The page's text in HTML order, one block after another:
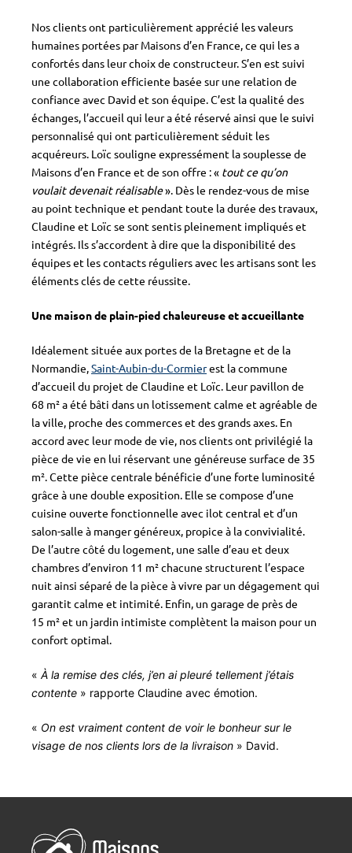
Nos clients ont particulièrement apprécié les valeurs
humaines portées par Maisons d’en France, ce qui les a
confortés dans leur choix de constructeur. S’en est suivi
une collaboration efficiente basée sur une relation de
confiance avec David et son équipe. C’est la qualité des
échanges, l’accueil qui leur a été réservé ainsi que le suivi
personnalisé qui ont particulièrement séduit les
acquéreurs. Loïc souligne expressément la souplesse de
Maisons d’en France et de son offre : « tout ce qu’on
voulait devenait réalisable». Dès le rendez-vous de mise
au point technique et pendant toute la durée des travaux,
Claudine et Loïc se sont sentis pleinement impliqués et
intégrés. Ils s’accordent à dire que la disponibilité des
équipes et les contacts réguliers avec les artisans sont les
éléments clés de cette réussite.
Une maison de plain-pied chaleureuse et accueillante
Idéalement située aux portes de la Bretagne et de la
Normandie,Saint-Aubin-du-Cormierest la commune
d’accueil du projet de Claudine et Loïc. Leur pavillon de
68 m² a été bâti dans un lotissement calme et agréable de
la ville, proche des commerces et des grands axes. En
accord avec leur mode de vie, nos clients ont privilégié la
pièce de vie en lui réservant une généreuse surface de 35
m². Cette pièce centrale bénéficie d’une forte luminosité
grâce à une double exposition. Elle se compose d’une
cuisine ouverte fonctionnelle avec ilot central et d’un
salon-salle à manger généreux, propice à la convivialité.
De l’autre côté du logement, une salle d’eau et deux
chambres d’environ 11 m² chacune structurent l’espace
nuit ainsi séparé de la pièce à vivre par un dégagement qui
garantit calme et intimité. Enfin, un garage de près de
15 m² et un jardin intimiste complètent la maison pour un
confort optimal.
« À la remise des clés, j’en ai pleuré tellement j’étais
contente » rapporte Claudine avec émotion.
« On est vraiment content de voir le bonheur sur le
visage de nos clients lors de la livraison » David.